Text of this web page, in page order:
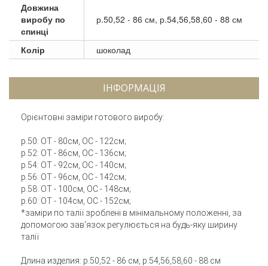
Довжина
виробу по
спинці
р.50,52 - 86 см, р.54,56,58,60 - 88 см
Колір шоколад
ІНФОРМАЦІЯ
Орієнтовні заміри готового виробу:
р.50: ОТ - 80см, ОС - 122см;
р.52: ОТ - 86см, ОС - 136см;
р.54: ОТ - 92см, ОС - 140см;
р.56: ОТ - 96см, ОС - 142см;
р.58: ОТ - 100см, ОС - 148см;
р.60: ОТ - 104см, ОС - 152см;
*заміри по талії зроблені в мінімальному положенні, за
допомогою зав'язок регулюється на будь-яку ширину
талії
Длина изделия: р.50,52 - 86 см, р.54,56,58,60 - 88 см